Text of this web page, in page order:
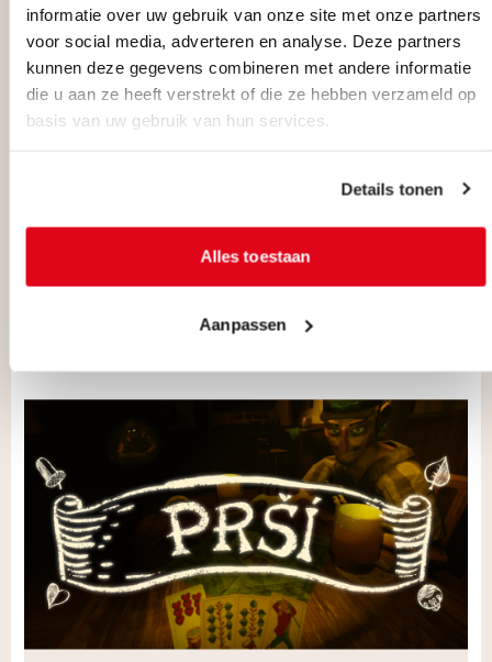
informatie over uw gebruik van onze site met onze partners
voor social media, adverteren en analyse. Deze partners
kunnen deze gegevens combineren met andere informatie
die u aan ze heeft verstrekt of die ze hebben verzameld op
basis van uw gebruik van hun services.
Details tonen
Alles toestaan
Aanpassen